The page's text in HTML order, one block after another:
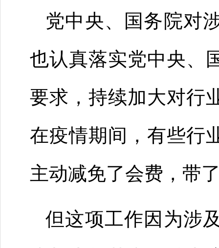
党中央、国务院对
也认真落实党中央、
要求，持续加大对行
在疫情期间，有些行
主动减免了会费，带
但这项工作因为涉